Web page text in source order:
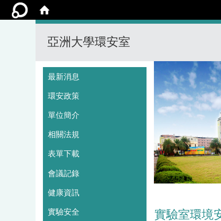
亞洲大學環安室
最新消息
環安政策
單位簡介
相關法規
表單下載
會議記錄
健康資訊
實驗安全 實驗室環境